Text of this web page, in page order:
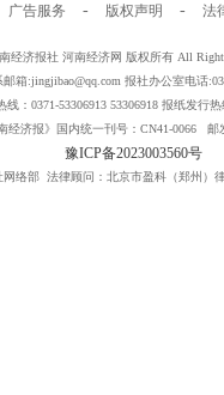
广告服务 - 版权声明 - 法
经济报社 河南经济网 版权所有 All
邮箱:jingjibao@qq.com 报社办公室电话
线：0371-53306913 53306918 报纸发行热
经济报》国内统一刊号：CN41-0066 邮
豫ICP备2023003560号
网络部 法律顾问：北京市盈科（郑州